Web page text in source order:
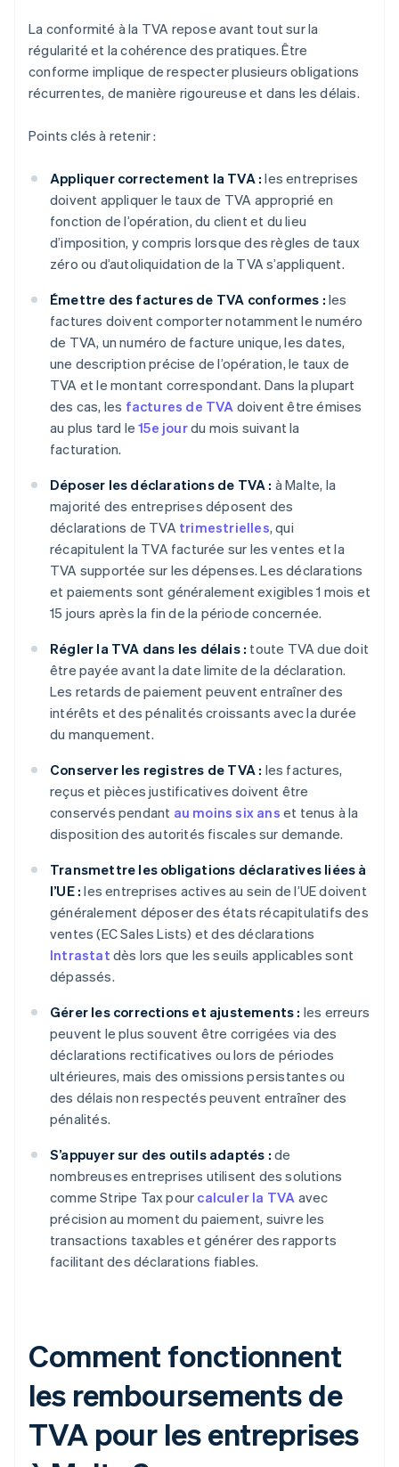
La conformité à la TVA repose avant tout sur la
régularité et la cohérence des pratiques. Être
conforme implique de respecter plusieurs obligations
récurrentes, de manière rigoureuse et dans les délais.
Points clés à retenir :
Appliquer correctement la TVA : les entreprises
doivent appliquer le taux de TVA approprié en
fonction de l’opération, du client et du lieu
d’imposition, y compris lorsque des règles de taux
zéro ou d’autoliquidation de la TVA s’appliquent.
Émettre des factures de TVA conformes : les
factures doivent comporter notamment le numéro
de TVA, un numéro de facture unique, les dates,
une description précise de l’opération, le taux de
TVA et le montant correspondant. Dans la plupart
des cas, les factures de TVA doivent être émises
au plus tard le15e jourdu mois suivant la
facturation.
Déposer les déclarations de TVA : à Malte, la
majorité des entreprises déposent des
déclarations de TVA trimestrielles, qui
récapitulent la TVA facturée sur les ventes et la
TVA supportée sur les dépenses. Les déclarations
et paiements sont généralement exigibles 1 mois et
15 jours après la fin de la période concernée.
Régler la TVA dans les délais : toute TVA due doit
être payée avant la date limite de la déclaration.
Les retards de paiement peuvent entraîner des
intérêts et des pénalités croissants avec la durée
du manquement.
Conserver les registres de TVA : les factures,
reçus et pièces justificatives doivent être
conservés pendant au moins six ans et tenus à la
disposition des autorités fiscales sur demande.
Transmettre les obligations déclaratives liées à
l’UE : les entreprises actives au sein de l’UE doivent
généralement déposer des états récapitulatifs des
ventes (EC Sales Lists) et des déclarations
Intrastat dès lors que les seuils applicables sont
dépassés.
Gérer les corrections et ajustements : les erreurs
peuvent le plus souvent être corrigées via des
déclarations rectificatives ou lors de périodes
ultérieures, mais des omissions persistantes ou
des délais non respectés peuvent entraîner des
pénalités.
S’appuyer sur des outils adaptés : de
nombreuses entreprises utilisent des solutions
comme Stripe Tax pour calculer la TVA avec
précision au moment du paiement, suivre les
transactions taxables et générer des rapports
facilitant des déclarations fiables.
Comment fonctionnent
les remboursements de
TVA pour les entreprises